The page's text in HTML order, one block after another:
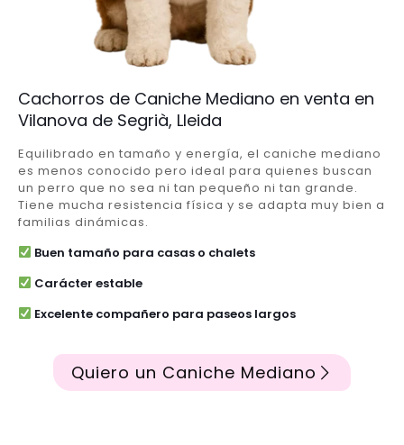
Cachorros de Caniche Mediano en venta en
Vilanova de Segrià, Lleida
Equilibrado en tamaño y energía, el caniche mediano
es menos conocido pero ideal para quienes buscan
un perro que no sea ni tan pequeño ni tan grande.
Tiene mucha resistencia física y se adapta muy bien a
familias dinámicas.
Buen tamaño para casas o chalets
Carácter estable
Excelente compañero para paseos largos
Quiero un Caniche Mediano